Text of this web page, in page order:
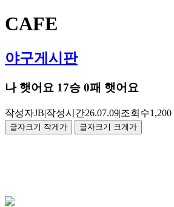
CAFE
야구게시판
나 햇어요 17승 0패 햇어요
작성자JB|작성시간26.07.09|조회수1,200
글자크기 작게 가 글자크기 크게 가